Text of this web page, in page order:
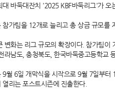
대 바둑대잔치 '2025 KBF바둑리그'가 오
참가팀을 12개로 늘리고 총 상금 규모를
변화는 리그 규모의 확장이다. 참가팀
라남도, 충청북도, 한국바둑중고등학교
9월 6일 개막식을 시작으로 9월 7일부
열리는 포스트시즌에 진출한다.